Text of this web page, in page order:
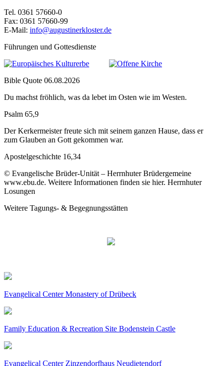
Tel. 0361 57660-0
Fax: 0361 57660-99
E-Mail: info@augustinerkloster.de
Führungen und Gottesdienste
Bible Quote 06.08.2026
Du machst fröhlich, was da lebet im Osten wie im Westen.
Psalm 65,9
Der Kerkermeister freute sich mit seinem ganzen Hause, dass er
zum Glauben an Gott gekommen war.
Apostelgeschichte 16,34
© Evangelische Brüder-Unität – Herrnhuter Brüdergemeine
www.ebu.de. Weitere Informationen finden sie hier. Herrnhuter
Losungen
Weitere Tagungs- & Begegnungsstätten
Evangelical Center Monastery of Drübeck
Family Education & Recreation Site Bodenstein Castle
Evangelical Center Zinzendorfhaus Neudietendorf